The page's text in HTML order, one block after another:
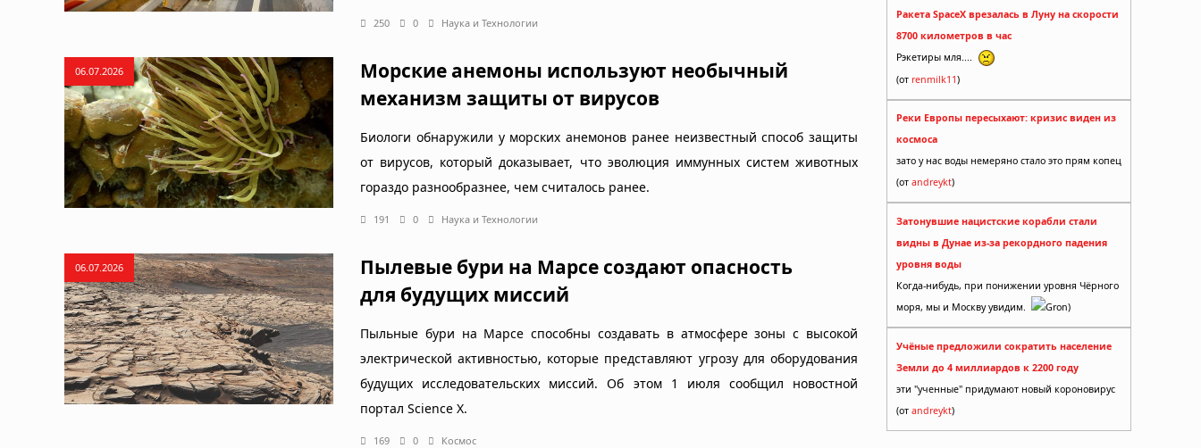
250 0 Наука и Технологии
06.07.2026
Морские анемоны используют необычный
механизм защиты от вирусов
Биологи обнаружили у морских анемонов ранее неизвестный способ защиты
от вирусов, который доказывает, что эволюция иммунных систем животных
гораздо разнообразнее, чем считалось ранее.
191 0 Наука и Технологии
06.07.2026
Пылевые бури на Марсе создают опасность
для будущих миссий
Пыльные бури на Марсе способны создавать в атмосфере зоны с высокой
электрической активностью, которые представляют угрозу для оборудования
будущих исследовательских миссий. Об этом 1 июля сообщил новостной
портал Science X.
169 0 Космос
Ракета SpaceX врезалась в Луну на скорости
8700 километров в час
Рэкетиры мля....
(от renmilk11)
Реки Европы пересыхают: кризис виден из
космоса
зато у нас воды немеряно стало это прям копец
(от andreykt)
Затонувшие нацистские корабли стали
видны в Дунае из-за рекордного падения
уровня воды
Когда-нибудь, при понижении уровня Чёрного
моря, мы и Москву увидим.
Gron)
Учёные предложили сократить население
Земли до 4 миллиардов к 2200 году
эти "ученные" придумают новый короновирус
(от andreykt)